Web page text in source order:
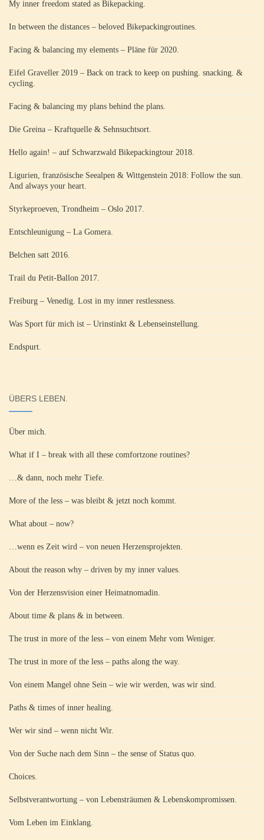
My inner freedom stated as Bikepacking.
In between the distances – beloved Bikepackingroutines.
Facing & balancing my elements – Pläne für 2020.
Eifel Graveller 2019 – Back on track to keep on pushing. snacking. &
cycling.
Facing & balancing my plans behind the plans.
Die Greina – Kraftquelle & Sehnsuchtsort.
Hello again! – auf Schwarzwald Bikepackingtour 2018.
Ligurien, französische Seealpen & Wittgenstein 2018: Follow the sun.
And always your heart.
Styrkeproeven, Trondheim – Oslo 2017.
Entschleunigung – La Gomera.
Belchen satt 2016.
Trail du Petit-Ballon 2017.
Freiburg – Venedig. Lost in my inner restlessness.
Was Sport für mich ist – Urinstinkt & Lebenseinstellung.
Endspurt.
ÜBERS LEBEN.
Über mich.
What if I – break with all these comfortzone routines?
…& dann, noch mehr Tiefe.
More of the less – was bleibt & jetzt noch kommt.
What about – now?
…wenn es Zeit wird – von neuen Herzensprojekten.
About the reason why – driven by my inner values.
Von der Herzensvision einer Heimatnomadin.
About time & plans & in between.
The trust in more of the less – von einem Mehr vom Weniger.
The trust in more of the less – paths along the way.
Von einem Mangel ohne Sein – wie wir werden, was wir sind.
Paths & times of inner healing.
Wer wir sind – wenn nicht Wir.
Von der Suche nach dem Sinn – the sense of Status quo.
Choices.
Selbstverantwortung – von Lebensträumen & Lebenskompromissen.
Vom Leben im Einklang.